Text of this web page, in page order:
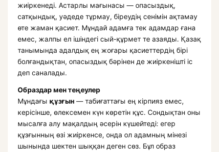
жиіркенеді. Астарлы мағынасы — опасыздық,
сатқындық, уәдеде тұрмау, біреудің сенімін ақтамау
өте жаман қасиет. Мұндай адамға тек адамдар ғана
емес, жалпы ел ішіндегі сый-құрмет те азаяды. Қазақ
танымында адалдық ең жоғары қасиеттердің бірі
болғандықтан, опасыздық бәрінен де жиіркенішті іс
деп саналады.
Образдар мен теңеулер
Мұндағы құзғын — табиғаттағы ең кірпияз емес,
керісінше, өлексемен күн көретін құс. Сондықтан оны
мысалға алу мақалдың әсерін күшейтеді: егер
құзғынның өзі жиіркенсе, онда ол адамның мінезі
шынында шектен шыққан деген сөз. Бұл образ